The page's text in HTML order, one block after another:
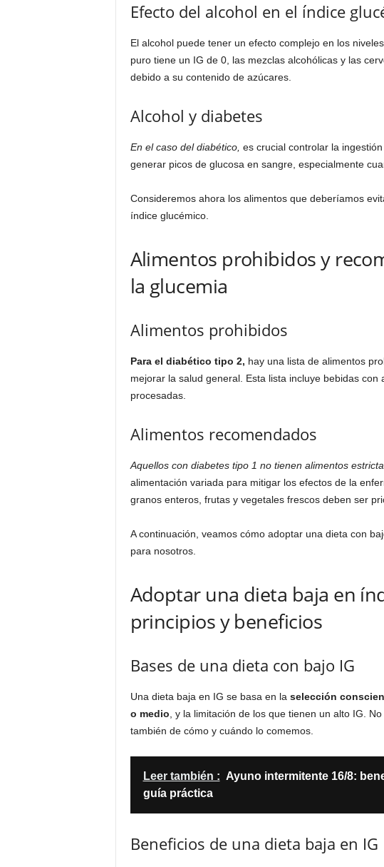
Efecto del alcohol en el índice
El alcohol puede tener un efecto complejo en los
puro tiene un IG de 0, las mezclas alcohólicas y las
debido a su contenido de azúcares.
Alcohol y diabetes
En el caso del diabético, es crucial controlar la
generar picos de glucosa en sangre, especialmente
Consideremos ahora los alimentos que deberíamos
índice glucémico.
Alimentos prohibidos y
la glucemia
Alimentos prohibidos
Para el diabético tipo 2, hay una lista de alimentos
mejorar la salud general. Esta lista incluye bebidas
procesadas.
Alimentos recomendados
Aquellos con diabetes tipo 1 no tienen alimentos
alimentación variada para mitigar los efectos de la
granos enteros, frutas y vegetales frescos deben ser
A continuación, veamos cómo adoptar una dieta con
para nosotros.
Adoptar una dieta baja en
principios y beneficios
Bases de una dieta con bajo IG
Una dieta baja en IG se basa en la selección
o medio , y la limitación de los que tienen un alto IG.
también de cómo y cuándo lo comemos.
Leer también : Ayuno intermitente 16/8:
guía práctica
Beneficios de una dieta baja en IG